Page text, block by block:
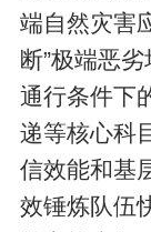
端自然灾害
断”极端恶
通行条件下
递等核心科
信效能和基
效锤炼队伍